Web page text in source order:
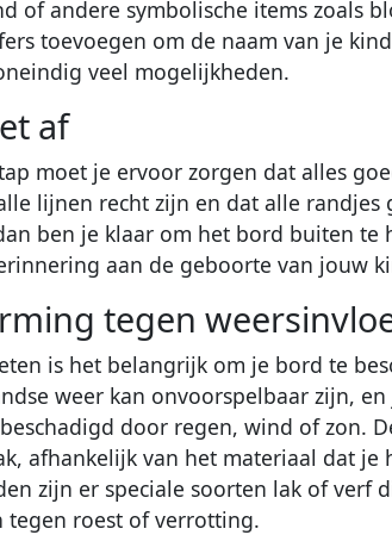
of andere symbolische items zoals
toevoegen om de naam van je
veel mogelijkheden.
af
moet je ervoor zorgen dat alles
lijnen recht zijn en dat alle randjes
ben je klaar om het bord buiten te
aan de geboorte van jouw
tegen
is het belangrijk om je bord te
weer kan onvoorspelbaar zijn,
door regen, wind of zon.
afhankelijk van het materiaal dat je
zijn er speciale soorten lak of verf
tegen roest of verrotting.